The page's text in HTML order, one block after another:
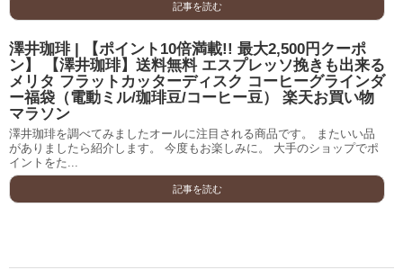
記事を読む
澤井珈琲 | 【ポイント10倍満載!! 最大2,500円クーポ
ン】 【澤井珈琲】送料無料 エスプレッソ挽きも出来る
メリタ フラットカッターディスク コーヒーグラインダ
ー福袋（電動ミル/珈琲豆/コーヒー豆） 楽天お買い物
マラソン
澤井珈琲を調べてみましたオールに注目される商品です。 またいい品
がありましたら紹介します。 今度もお楽しみに。 大手のショップでポ
イントをた...
記事を読む